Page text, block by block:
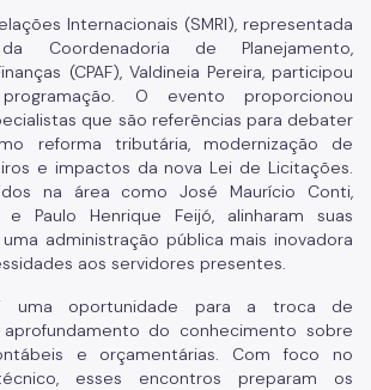
Internacionais (SMRI), representada
Coordenadoria de Planejamento,
(CPAF), Valdineia Pereira, participou
O evento proporcionou
que são referências para debater
reforma tributária, modernização de
e impactos da nova Lei de Licitações.
na área como José Maurício Conti,
e Paulo Henrique Feijó, alinharam suas
administração pública mais inovadora
aos servidores presentes.
uma oportunidade para a troca de
do conhecimento sobre
e orçamentárias. Com foco no
esses encontros preparam os